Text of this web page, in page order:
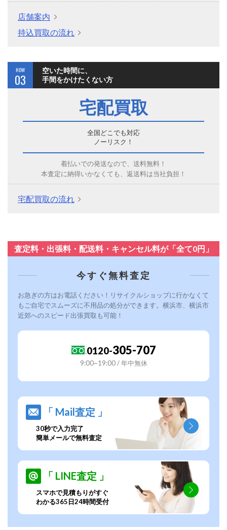
店舗案内
持込買取の流れ
HOW
03
空いた時間に、
手間をかけたくない方
宅配買取
全国どこでも対応
ノーリスク！
着払いでの発送なので、送料無料！
本査定に納得いかなくても、返送料は当社負担！
宅配買取の流れ
査定料・出張料・配送料・キャンセル料が「全て0円」
今すぐ無料査定
お急ぎの方はお電話ください！リサイクルショップに行かなくて
もご自宅でスムーズに不用品の処分ができます。横浜市、横浜市
近郊へのスピード出張買取も可能！
0120-305-707
9:00~19:00 / 年中無休
「 Mail査定 」
30秒で入力完了
簡単メールで無料査定
「 LINE査定 」
スマホで見積もりがすぐ
わかる365日24時間受付